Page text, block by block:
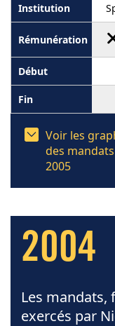
Voir les
des
2005
2004
Les
exercés par